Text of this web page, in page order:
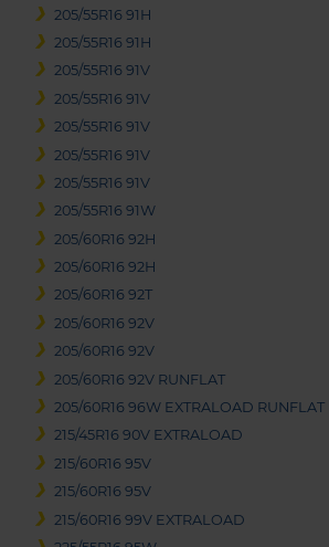
205/55R16 91H
205/55R16 91H
205/55R16 91V
205/55R16 91V
205/55R16 91V
205/55R16 91V
205/55R16 91V
205/55R16 91W
205/60R16 92H
205/60R16 92H
205/60R16 92T
205/60R16 92V
205/60R16 92V
205/60R16 92V RUNFLAT
205/60R16 96W EXTRALOAD RUNFLAT
215/45R16 90V EXTRALOAD
215/60R16 95V
215/60R16 95V
215/60R16 99V EXTRALOAD